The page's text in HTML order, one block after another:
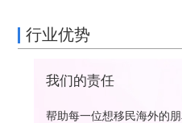
行业优势
我们的责任
帮助每一位想移民海外的